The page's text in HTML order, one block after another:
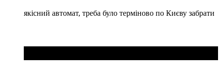
якісний автомат, треба було терміново по Києву забрати